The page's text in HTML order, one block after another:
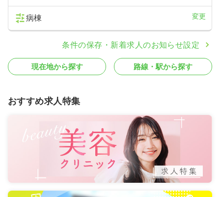
病棟 変更
条件の保存・新着求人のお知らせ設定
現在地から探す 路線・駅から探す
おすすめ求人特集